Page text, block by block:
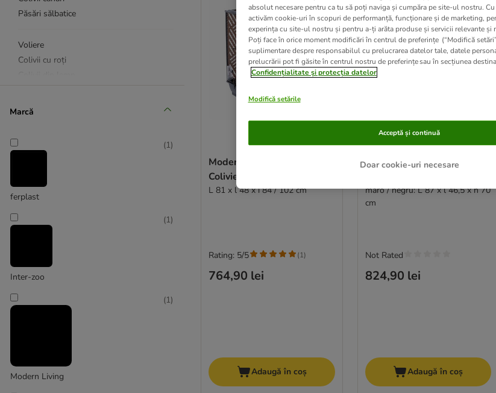
Păsări sălbatice
Voliere
Colivii cu roți
Alți producători
Marcă
ferplast
(1)
Inter-zoo
(1)
Modern Living
(1)
Modern Living Industrial
Colivie pentru păsări
L 81 x l 48 x î 84 / 102 cm
764,90 lei
Rating: 5/5 (1)
Adaugă în coș
Ferplast Piano 6 Colivie
maro / negru: L 87 x l 46,5 x h 70
cm
824,90 lei
Not Rated
Adaugă în coș
absolut necesare pentru ca tu să poți naviga și cumpăra pe site-ul nostru.
activăm cookie-uri în scopuri de performanță, funcționare și de marketing,
experința cu site-ul nostru și pentru a-ți arăta produse și servicii relevante și
Poți face în orice moment modificări în centrul de preferințe (“Modifică
suplimentare despre responsabilul cu prelucrarea datelor tale, datele
prelucrării pot fi găsite în centrul nostru de preferințe sau în secțiunea
Confidențialitate și protecția datelor
Modifică setările
Doar cookie-uri necesare
Acceptă și continuă